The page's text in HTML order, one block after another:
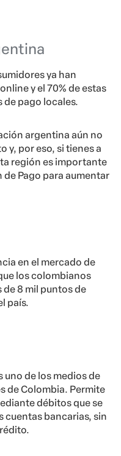
ya han
y el 70% de estas
de pago locales.
argentina aún no
y, por eso, si tienes a
región es importante
Pago para aumentar
en el mercado de
los colombianos
de 8 mil puntos de
país.
uno de los medios de
de Colombia. Permite
débitos que se
cuentas bancarias, sin